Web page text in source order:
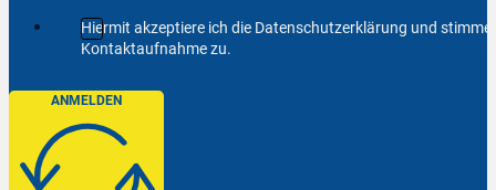
Hiermit akzeptiere ich die Datenschutzerklärung und
Kontaktaufnahme zu.
ANMELDEN